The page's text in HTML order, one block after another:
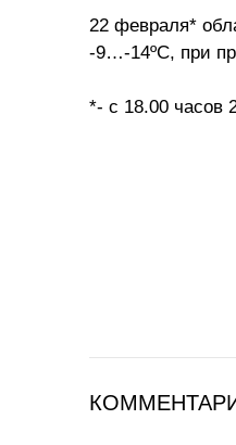
22 февраля*
-9…-14ºС, при
*- с 18.00 часов